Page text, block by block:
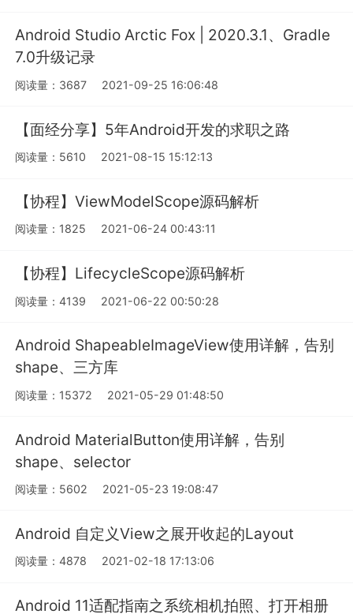
Android Studio Arctic Fox | 2020.3.1、Gradle
7.0升级记录
阅读量：3687 2021-09-25 16:06:48
【面经分享】5年Android开发的求职之路
阅读量：5610 2021-08-15 15:12:13
【协程】ViewModelScope源码解析
阅读量：1825 2021-06-24 00:43:11
【协程】LifecycleScope源码解析
阅读量：4139 2021-06-22 00:50:28
Android ShapeableImageView使用详解，告别
shape、三方库
阅读量：15372 2021-05-29 01:48:50
Android MaterialButton使用详解，告别
shape、selector
阅读量：5602 2021-05-23 19:08:47
Android 自定义View之展开收起的Layout
阅读量：4878 2021-02-18 17:13:06
Android 11适配指南之系统相机拍照、打开相册